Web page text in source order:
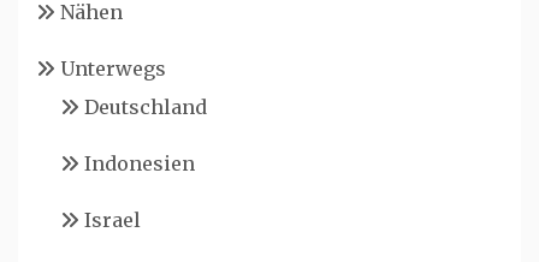
Nähen
Unterwegs
Deutschland
Indonesien
Israel